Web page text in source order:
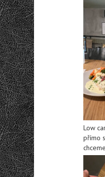
Low
přímo